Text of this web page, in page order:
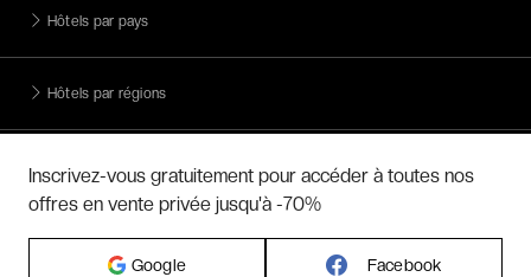
Hôtels par pays
Hôtels par régions
Hôtels par villes
Hôtels par villes - internationales
Inscrivez-vous gratuitement pour accéder à toutes nos
offres en vente privée jusqu'à -70%
Google Facebook